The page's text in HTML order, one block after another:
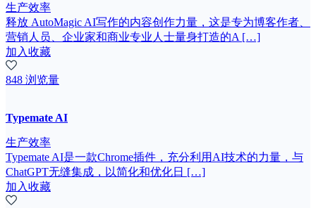
生产效率
释放 AutoMagic AI写作的内容创作力量，这是专为博客作者、
营销人员、企业家和商业专业人士量身打造的A […]
加入收藏
848 浏览量
Typemate AI
生产效率
Typemate AI是一款Chrome插件，充分利用AI技术的力量，与
ChatGPT无缝集成，以简化和优化日 […]
加入收藏